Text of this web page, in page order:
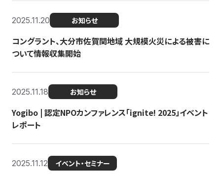
2025.11.20 お知らせ
コングラント、大分市佐賀関地域 大規模火災による被害に
ついて情報収集開始
2025.11.18 お知らせ
Yogibo | 認定NPOカンファレンス「ignite! 2025」イベント
レポート
2025.11.12 イベント・セミナー